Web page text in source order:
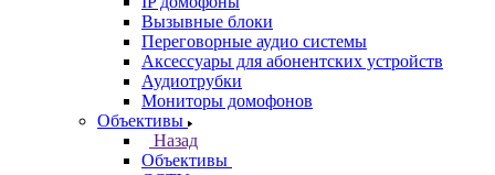
Вызывные блоки
Переговорные аудио системы
Аксессуары для абонентских устройств
Аудиотрубки
Мониторы домофонов
Объективы
Назад
Объективы